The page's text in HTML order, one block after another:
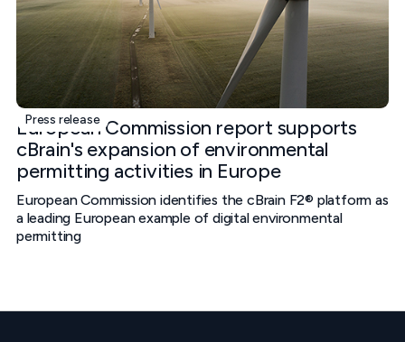
Press release
European Commission report supports
cBrain's expansion of environmental
permitting activities in Europe
European Commission identifies the cBrain F2® platform as
a leading European example of digital environmental
permitting